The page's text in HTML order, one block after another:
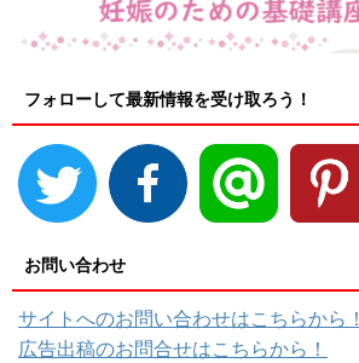
フォローして最新情報を受け取ろう！
お問い合わせ
サイトへのお問い合わせはこちらから！
広告出稿のお問合せはこちらから！